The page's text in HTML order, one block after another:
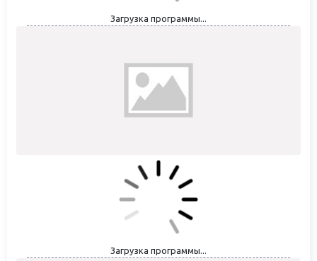
Загрузка программы...
Загрузка программы...